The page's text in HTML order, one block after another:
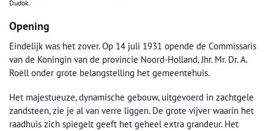
Dudok.
Opening
Eindelijk was het zover. Op 14 juli 1931 opende de Commissaris
van de Koningin van de provincie Noord-Holland, Jhr. Mr. Dr. A.
Roëll onder grote belangstelling het gemeentehuis.
Het majestueuze, dynamische gebouw, uitgevoerd in zachtgele
zandsteen, zie je al van verre liggen. De grote vijver waarin het
raadhuis zich spiegelt geeft het geheel extra grandeur. Het